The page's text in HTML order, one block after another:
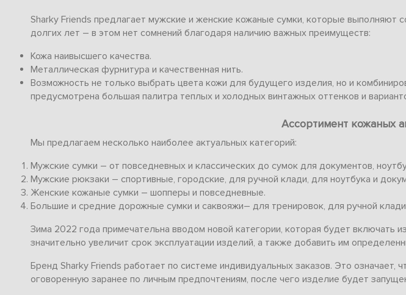
Sharky Friends предлагает мужские и женские кожаные сумки, которые
долгих лет – в этом нет сомнений благодаря наличию важных преимуществ:
Кожа наивысшего качества.
Металлическая фурнитура и качественная нить.
Возможность не только выбрать цвета кожи для будущего изделия, но и
предусмотрена большая палитра теплых и холодных винтажных оттенков и
Ассортимент кожаных
Мы предлагаем несколько наиболее актуальных категорий:
Мужские сумки – от повседневных и классических до сумок для документов,
Мужские рюкзаки – спортивные, городские, для ручной клади, для ноутбука и
Женские кожаные сумки – шопперы и повседневные.
Большие и средние дорожные сумки и саквояжи– для тренировок, для ручной
Зима 2022 года примечательна вводом новой категории, которая будет включать
значительно увеличит срок эксплуатации изделий, а также добавить им
Бренд Sharky Friends работает по системе индивидуальных заказов. Это
оговоренную заранее по личным предпочтениям, после чего изделие будет